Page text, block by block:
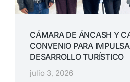
CÁMARA DE ÁNCASH Y
CONVENIO PARA
DESARROLLO TURÍSTICO
julio 3, 2026